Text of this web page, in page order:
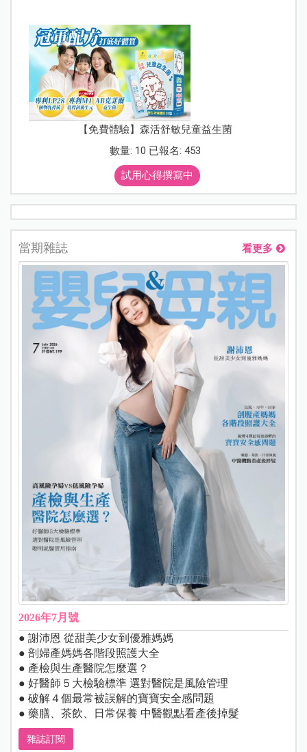
【免費體驗】森活舒敏兒童益生菌
數量: 10 已報名: 453
試用心得撰寫中
當期雜誌 看更多
2026年7月號
● 謝沛恩 從甜美少女到優雅媽媽
● 剖婦產媽媽各階段照護大全
● 產檢與生產醫院怎麼選？
● 好醫師５大檢驗標準 選對醫院是風險管理
● 破解４個最常被誤解的寶寶安全感問題
● 藥膳、茶飲、日常保養 中醫觀點看產後掉髮
雜誌訂閱